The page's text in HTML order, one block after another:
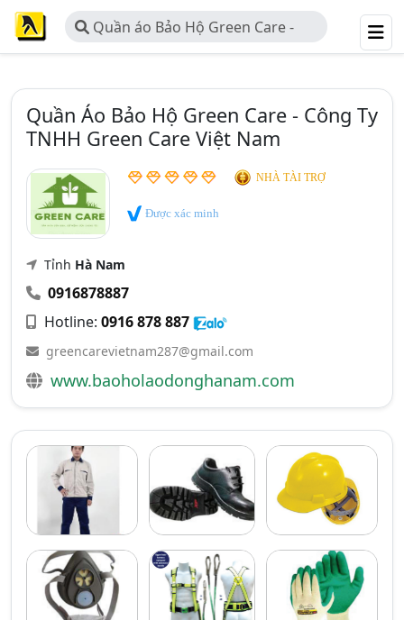
Quần áo Bảo Hộ Green Care -
Công Ty TNHH Green Care Việt Nam
Quần Áo Bảo Hộ Green Care - Công Ty
TNHH Green Care Việt Nam
NHÀ TÀI TRỢ
Được xác minh
Tỉnh Hà Nam
0916878887
Hotline: 0916 878 887
greencarevietnam287@gmail.com
www.baoholaodonghanam.com